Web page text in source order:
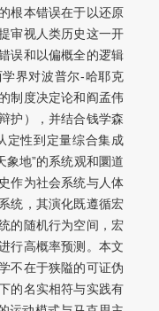
根本错误在于以还原
审视人类历史这一开
误和以偏概全的逻辑
界对波普尔-哈耶克
制度决定论和阎孟伟
护），并结合钱学森
定性到定量综合集成
象地”的系统观和圜道
作为社会系统与人体
统，其演化既遵循宏
的随机行为空间，宏
行高概率预测。本文
不在于狭隘的可证伪
的名实相符与实践有